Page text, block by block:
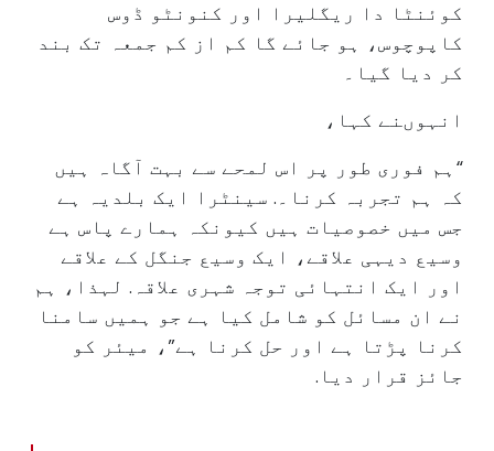
کوئنٹا دا ریگلیرا اور کنونٹو ڈوس
کاپوچوس، ہو جائے گا کم از کم جمعہ تک بند
کر دیا گیا۔
انہوںنے کہا،
“ہم فوری طور پر اس لمحے سے بہت آگاہ ہیں
کہ ہم تجربہ کرنا۔. سینٹرا ایک بلدیہ ہے
جس میں خصوصیات ہیں کیونکہ ہمارے پاس ہے
وسیع دیہی علاقے، ایک وسیع جنگل کے علاقے
اور ایک انتہائی توجہ شہری علاقہ. لہذا، ہم
نے ان مسائل کو شامل کیا ہے جو ہمیں سامنا
کرنا پڑتا ہے اور حل کرنا ہے”، میئر کو
جائز قرار دیا.